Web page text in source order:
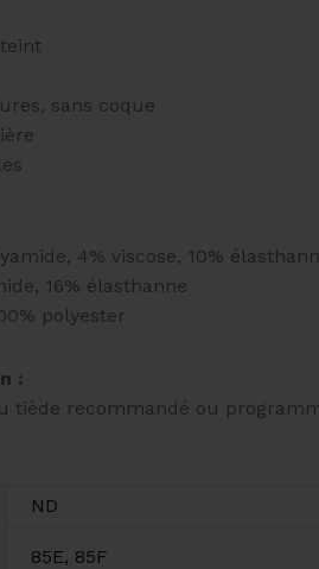
sans coque
4% viscose, 10%
16% élasthanne
polyester
:
tiède recommandé ou
ND
85E, 85F